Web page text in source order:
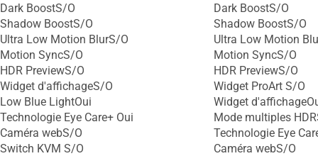
Dark BoostS/O
Shadow BoostS/O
Ultra Low Motion BlurS/O
Motion SyncS/O
HDR PreviewS/O
Widget d'affichageS/O
Low Blue LightOui
Technologie Eye Care+ Oui
Caméra webS/O
Switch KVM S/O
Dark BoostS/O
Shadow BoostS/O
Ultra Low Motion
Motion SyncS/O
HDR PreviewS/O
Widget ProArt S/O
Widget
Mode multiples
Technologie Eye
Caméra webS/O